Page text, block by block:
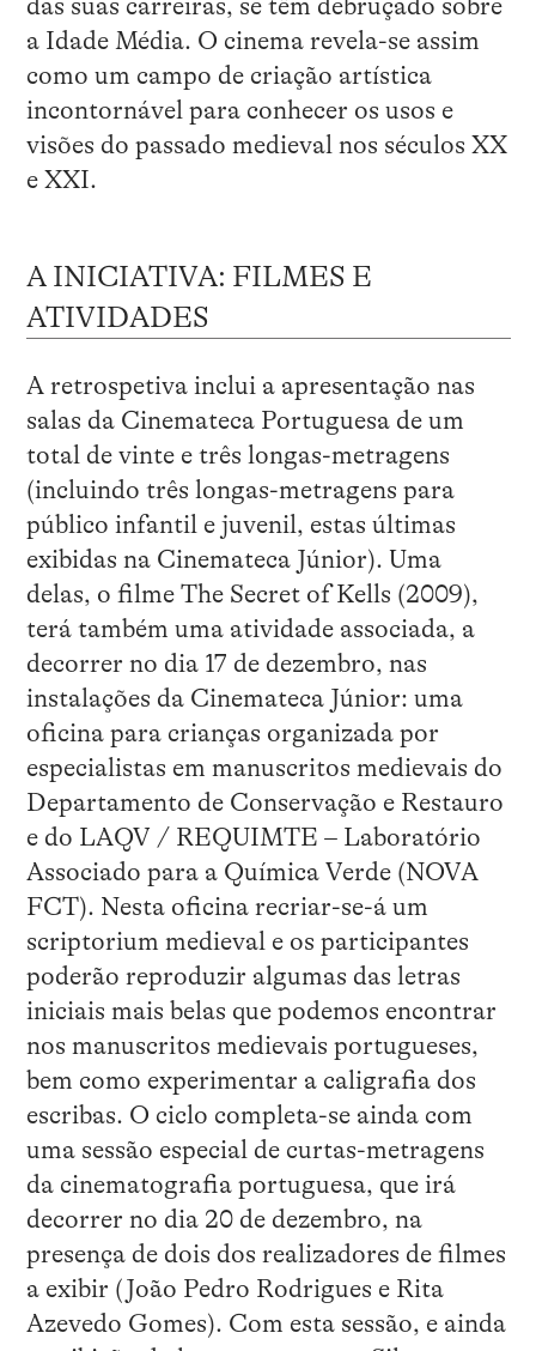
das suas carreiras, se têm debruçado sobre
a Idade Média. O cinema revela-se assim
como um campo de criação artística
incontornável para conhecer os usos e
visões do passado medieval nos séculos XX
e XXI.
A INICIATIVA: FILMES E
ATIVIDADES
A retrospetiva inclui a apresentação nas
salas da Cinemateca Portuguesa de um
total de vinte e três longas-metragens
(incluindo três longas-metragens para
público infantil e juvenil, estas últimas
exibidas na Cinemateca Júnior). Uma
delas, o filme The Secret of Kells (2009),
terá também uma atividade associada, a
decorrer no dia 17 de dezembro, nas
instalações da Cinemateca Júnior: uma
oficina para crianças organizada por
especialistas em manuscritos medievais do
Departamento de Conservação e Restauro
e do LAQV / REQUIMTE – Laboratório
Associado para a Química Verde (NOVA
FCT). Nesta oficina recriar-se-á um
scriptorium medieval e os participantes
poderão reproduzir algumas das letras
iniciais mais belas que podemos encontrar
nos manuscritos medievais portugueses,
bem como experimentar a caligrafia dos
escribas. O ciclo completa-se ainda com
uma sessão especial de curtas-metragens
da cinematografia portuguesa, que irá
decorrer no dia 20 de dezembro, na
presença de dois dos realizadores de filmes
a exibir (João Pedro Rodrigues e Rita
Azevedo Gomes). Com esta sessão, e ainda